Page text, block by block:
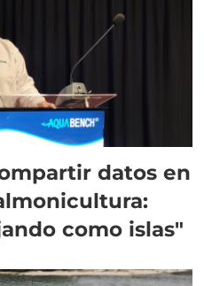
datos en
como islas"